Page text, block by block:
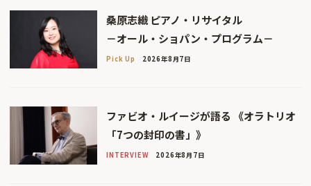
桑原志織 ピアノ・リサイタル
－オール・ショパン・プログラム－
Pick Up 2026年8月7日
ファビオ・ルイージが語る 《オラトリオ
「7つの封印の書」》
INTERVIEW 2026年8月7日